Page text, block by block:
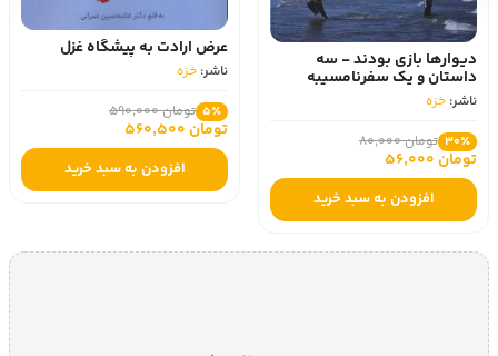
دیوارها بازی بودند - سه
داستان و یک سفرنامسیبه
ناشر: خزه
30٪ تومان 80,000
تومان 56,000
افزودن به سبد خرید
عرض ارادت به پیشگاه غزل
ناشر: خزه
5٪ تومان 590,000
تومان 560,500
افزودن به سبد خرید